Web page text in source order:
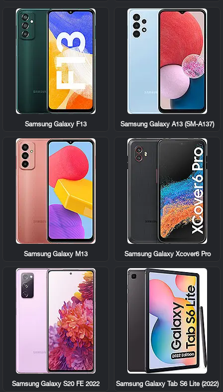
Samsung Galaxy A13 (SM-A137)
Samsung Galaxy F13
Samsung Galaxy Xcover6 Pro
Samsung Galaxy M13
Samsung Galaxy Tab S6 Lite (2022)
Samsung Galaxy S20 FE 2022